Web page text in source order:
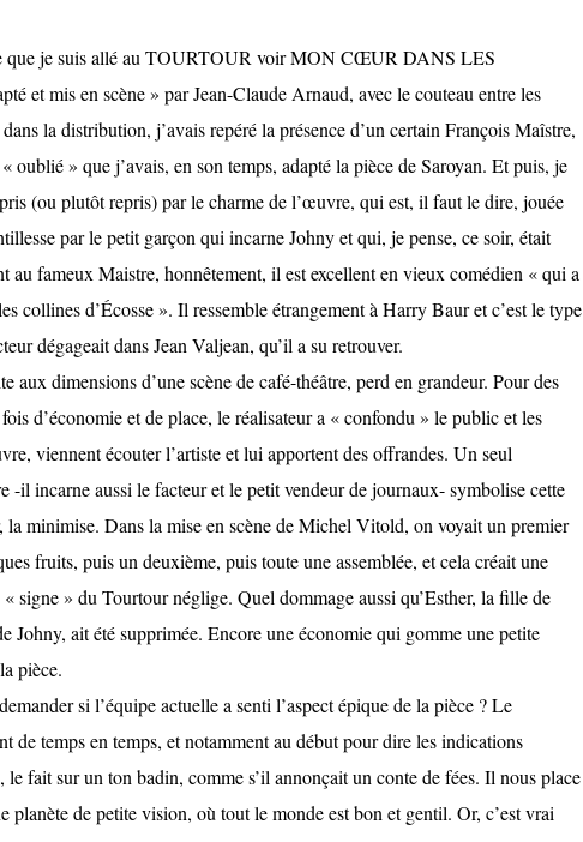
que je suis allé au TOURTOUR voir MON CŒUR DANS LES
et mis en scène » par Jean-Claude Arnaud, avec le couteau entre les
la distribution, j’avais repéré la présence d’un certain François Maîstre,
oublié » que j’avais, en son temps, adapté la pièce de Saroyan. Et puis, je
(ou plutôt repris) par le charme de l’œuvre, qui est, il faut le dire, jouée
par le petit garçon qui incarne Johny et qui, je pense, ce soir, était
fameux Maistre, honnêtement, il est excellent en vieux comédien « qui a
collines d’Écosse ». Il ressemble étrangement à Harry Baur et c’est le type
dégageait dans Jean Valjean, qu’il a su retrouver.
aux dimensions d’une scène de café-théâtre, perd en grandeur. Pour des
d’économie et de place, le réalisateur a « confondu » le public et les
viennent écouter l’artiste et lui apportent des offrandes. Un seul
-il incarne aussi le facteur et le petit vendeur de journaux- symbolise cette
la minimise. Dans la mise en scène de Michel Vitold, on voyait un premier
fruits, puis un deuxième, puis toute une assemblée, et cela créait une
signe » du Tourtour néglige. Quel dommage aussi qu’Esther, la fille de
Johny, ait été supprimée. Encore une économie qui gomme une petite
pièce.
si l’équipe actuelle a senti l’aspect épique de la pièce ? Le
de temps en temps, et notamment au début pour dire les indications
le fait sur un ton badin, comme s’il annonçait un conte de fées. Il nous place
planète de petite vision, où tout le monde est bon et gentil. Or, c’est vrai